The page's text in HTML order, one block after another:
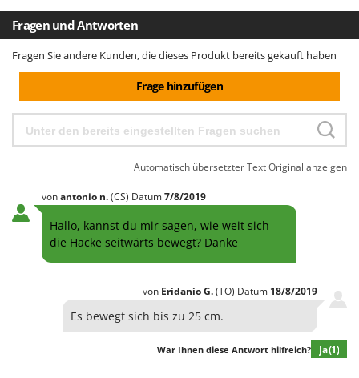
Trev - Abrek - TecnoVIR
Trotec
Troy-Bilt
U
Udor
Unger
Vesco
Volpi
WIDU
Fragen und Antworten
Fragen Sie andere Kunden, die dieses Produkt bereits gekauft haben
Frage hinzufügen
Automatisch übersetzter TextOriginal anzeigen
vonantonio n.(CS) Datum7/8/2019
Hallo, kannst du mir sagen, wie weit sich
die Hacke seitwärts bewegt? Danke
von EridanioG.(TO) Datum 18/8/2019
Es bewegt sich bis zu 25 cm.
War Ihnen diese Antwort hilfreich? Ja(1)